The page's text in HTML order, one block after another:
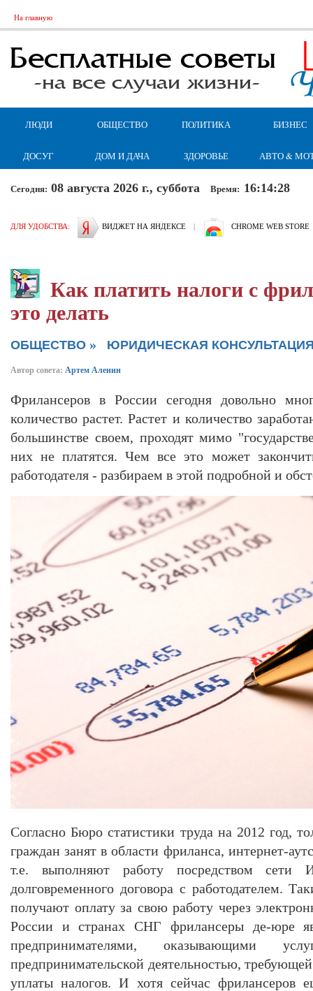
На главную
ЛЮДИ ОБЩЕСТВО ПОЛИТИКА БИЗНЕС
ДОСУГ ДОМ И ДАЧА ЗДОРОВЬЕ АВТО &
Сегодня: 08 августа 2026 г., суббота Время: 16:14:29
ДЛЯ УДОБСТВА: ВИДЖЕТ НА ЯНДЕКСЕ | CHROME WEB STORE
Как платить налоги с
это делать
ОБЩЕСТВО » ЮРИДИЧЕСКАЯ
Автор совета: Артем Аленин
Фрилансеров в России сегодня довольно
количество растет. Растет и количество
большинстве своем, проходят мимо
них не платятся. Чем все это может
работодателя - разбираем в этой подробной и
Согласно Бюро статистики труда на 2012 год,
граждан занят в области фриланса, интернет-
т.е. выполняют работу посредством сети
долговременного договора с работодателем.
получают оплату за свою работу через
России и странах СНГ фрилансеры де-юре
предпринимателями, оказывающими
предпринимательской деятельностью,
уплаты налогов. И хотя сейчас